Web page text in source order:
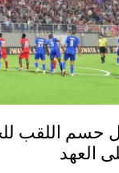
حسم اللقب
العهد